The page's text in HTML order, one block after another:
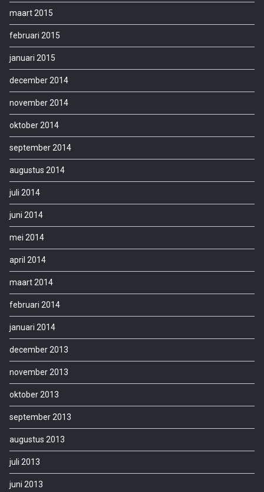
maart 2015
februari 2015
januari 2015
december 2014
november 2014
oktober 2014
september 2014
augustus 2014
juli 2014
juni 2014
mei 2014
april 2014
maart 2014
februari 2014
januari 2014
december 2013
november 2013
oktober 2013
september 2013
augustus 2013
juli 2013
juni 2013